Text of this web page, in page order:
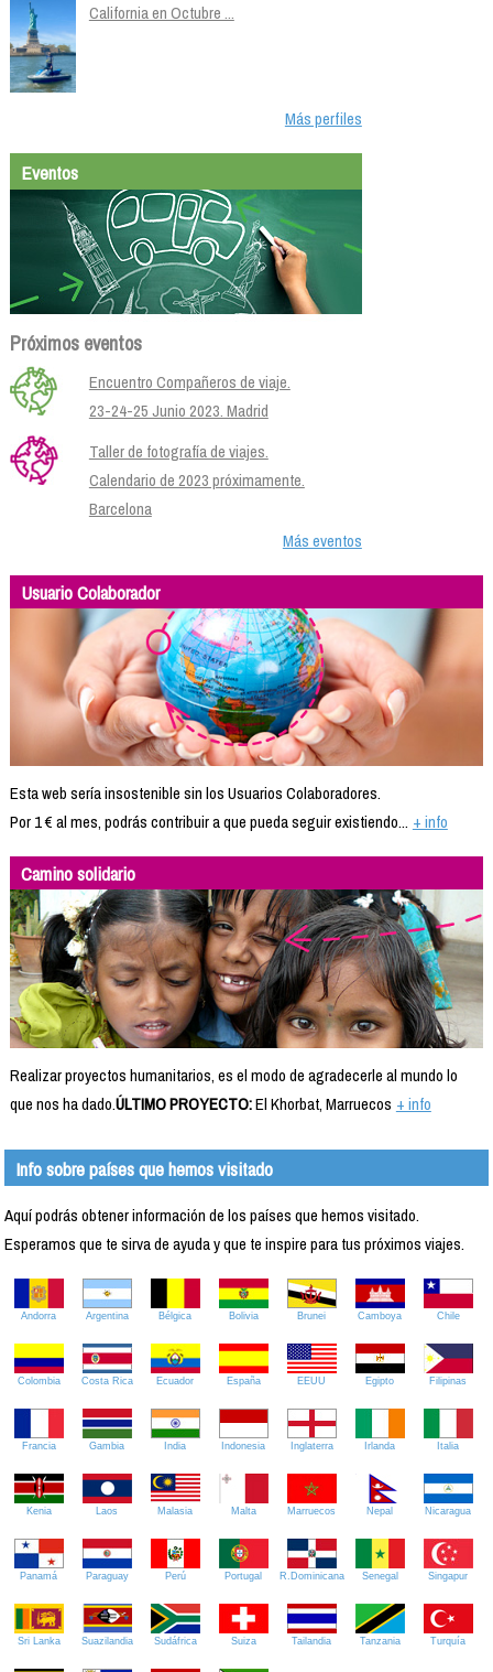
California en Octubre ...
Más perfiles
Eventos
Próximos eventos
Encuentro Compañeros de viaje.
23-24-25 Junio 2023. Madrid
Taller de fotografía de viajes.
Calendario de 2023 próximamente.
Barcelona
Más eventos
Usuario Colaborador
Esta web sería insostenible sin los Usuarios Colaboradores.
Por 1 € al mes, podrás contribuir a que pueda seguir existiendo... + info
Camino solidario
Realizar proyectos humanitarios, es el modo de agradecerle al mundo lo
que nos ha dado.ÚLTIMO PROYECTO:El Khorbat, Marruecos + info
Info sobre países que hemos visitado
Aquí podrás obtener información de los países que hemos visitado.
Esperamos que te sirva de ayuda y que te inspire para tus próximos viajes.
Andorra Argentina Bélgica Bolivia Brunei Camboya Chile
Colombia Costa Rica Ecuador España EEUU Egipto Filipinas
Francia Gambia India Indonesia Inglaterra Irlanda Italia
Kenia Laos Malasia Malta Marruecos Nepal Nicaragua
Panamá Paraguay Perú Portugal R.Dominicana Senegal Singapur
Sri Lanka Suazilandia Sudáfrica Suiza Tailandia Tanzania Turquía